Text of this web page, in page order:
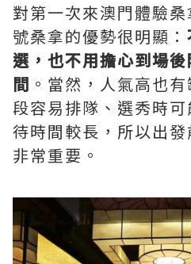
對第一次來澳門體驗
號桑拿的優勢很明顯：
選，也不用擔心到場
間 。當然，人氣高也
段容易排隊、選秀時
待時間較長，所以出
非常重要。